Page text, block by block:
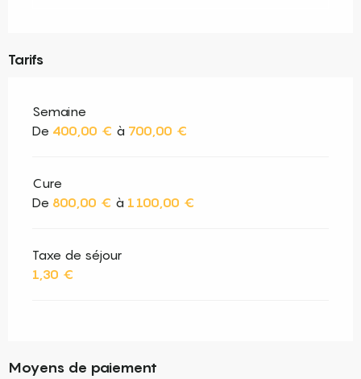
Tarifs
Semaine
De 400,00 € à 700,00 €
Cure
De 800,00 € à 1 100,00 €
Taxe de séjour
1,30 €
Moyens de paiement